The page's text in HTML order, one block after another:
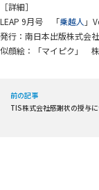
［詳細］
LEAP 9月号 「乗越人 」
発行：南日本出版株式会社
似顔絵：「マイピク」
前の記事
TIS株式会社感謝状の授与